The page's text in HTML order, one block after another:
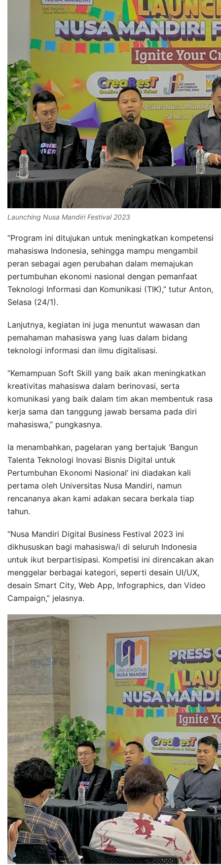
Launching Nusa Mandiri Festival 2023
“Program ini ditujukan untuk meningkatkan kompetensi
mahasiswa Indonesia, sehingga mampu mengambil
peran sebagai agen perubahan dalam memajukan
pertumbuhan ekonomi nasional dengan pemanfaat
Teknologi Informasi dan Komunikasi (TIK),” tutur Anton,
Selasa (24/1).
Lanjutnya, kegiatan ini juga menuntut wawasan dan
pemahaman mahasiswa yang luas dalam bidang
teknologi informasi dan ilmu digitalisasi.
“Kemampuan Soft Skill yang baik akan meningkatkan
kreativitas mahasiswa dalam berinovasi, serta
komunikasi yang baik dalam tim akan membentuk rasa
kerja sama dan tanggung jawab bersama pada diri
mahasiswa,” pungkasnya.
Ia menambahkan, pagelaran yang bertajuk ‘Bangun
Talenta Teknologi Inovasi Bisnis Digital untuk
Pertumbuhan Ekonomi Nasional’ ini diadakan kali
pertama oleh Universitas Nusa Mandiri, namun
rencananya akan kami adakan secara berkala tiap
tahun.
“Nusa Mandiri Digital Business Festival 2023 ini
dikhususkan bagi mahasiswa/i di seluruh Indonesia
untuk ikut berpartisipasi. Kompetisi ini direncakan akan
menggelar berbagai kategori, seperti desain UI/UX,
desain Smart City, Web App, Infographics, dan Video
Campaign,” jelasnya.